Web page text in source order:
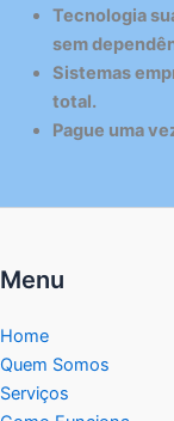
Tecnologia
sem
Sistemas
total.
Pague uma
Menu
Home
Quem Somos
Serviços